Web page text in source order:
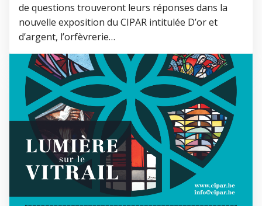
de questions trouveront leurs réponses dans la
nouvelle exposition du CIPAR intitulée D’or et
d’argent, l’orfèvrerie…